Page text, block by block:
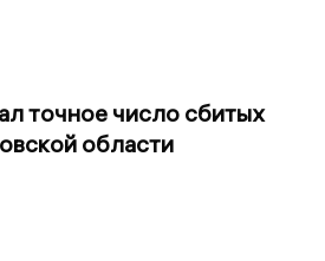
точное число сбитых
области